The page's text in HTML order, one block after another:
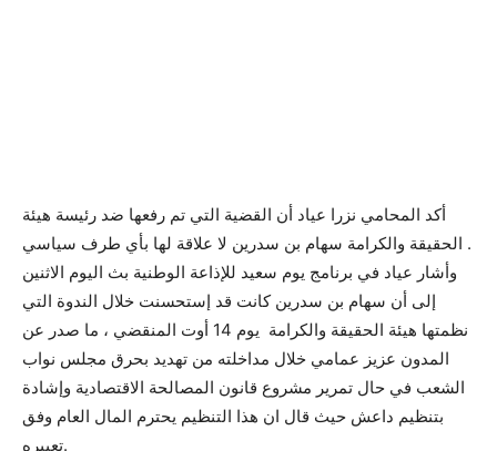
أكد المحامي نزرا عياد أن القضية التي تم رفعها ضد رئيسة هيئة
الحقيقة والكرامة سهام بن سدرين لا علاقة لها بأي طرف سياسي .
وأشار عياد في برنامج يوم سعيد للإذاعة الوطنية بث اليوم الاثنين
إلى أن سهام بن سدرين كانت قد إستحسنت خلال الندوة التي
نظمتها هيئة الحقيقة والكرامة يوم 14 أوت المنقضي ، ما صدر عن
المدون عزيز عمامي خلال مداخلته من تهديد بحرق مجلس نواب
الشعب في حال تمرير مشروع قانون المصالحة الاقتصادية وإشادة
بتنظيم داعش حيث قال ان هذا التنظيم يحترم المال العام وفق
تعبيره.